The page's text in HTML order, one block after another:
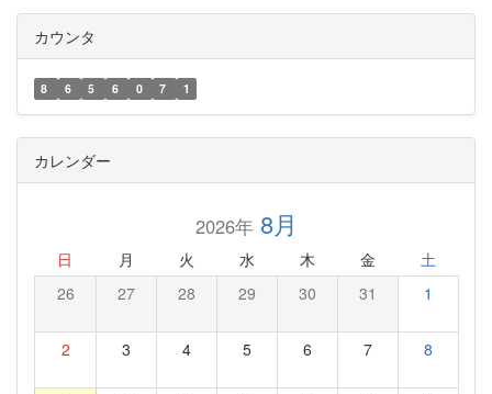
カウンタ
8 6 5 6 0 7 1
カレンダー
2026年8月
日 月 火 水 木 金 土
26 27 28 29 30 31 1
2 3 4 5 6 7 8